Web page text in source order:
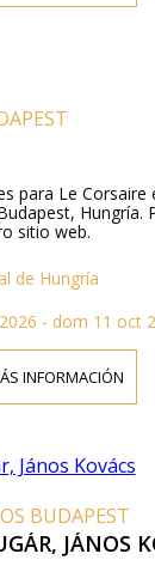
para Le Corsaire
Hungría.
sitio web.
de Hungría
- dom 11 oct
INFORMACIÓN
BUDAPEST
JÁNOS